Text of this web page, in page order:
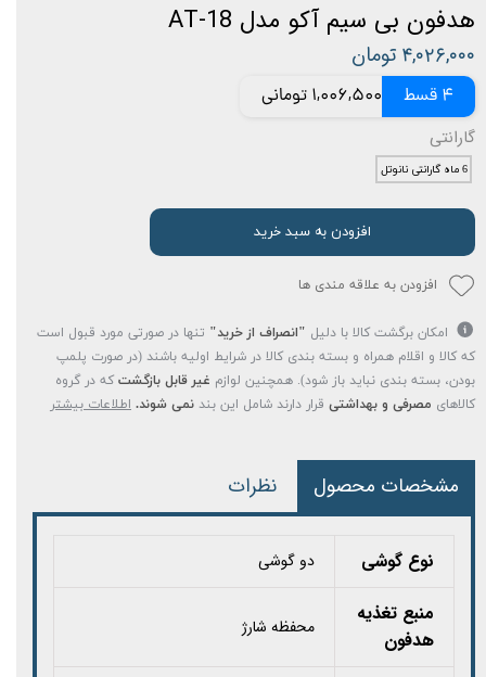
هدفون بی سیم آکو مدل AT-18
۴,۰۲۶,۰۰۰ تومان
4 قسط
1,006,500 تومانی
گارانتی
6 ماه گارانتی نانوتل
افزودن به سبد خرید
افزودن به علاقه مندی ها
امکان برگشت کالا با دلیل "انصراف از خرید" تنها در صورتی مورد قبول است
که کالا و اقلام همراه و بسته بندی کالا در شرایط اولیه باشند (در صورت پلمپ
بودن، بسته بندی نباید باز شود). همچنین لوازم غیر قابل بازگشت که در گروه
کالاهای مصرفی و بهداشتی قرار دارند شامل این بند نمی شوند. اطلاعات بیشتر
مشخصات محصول نظرات
نوع گوشی دو گوشی
منبع تغذیه
هدفون
محفظه شارژ